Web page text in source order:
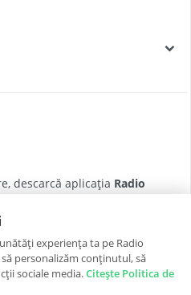
descarcă aplicația Radio
Play
experiența ta pe Radio
personalizăm conținutul, să
sociale media.Citește Politica de